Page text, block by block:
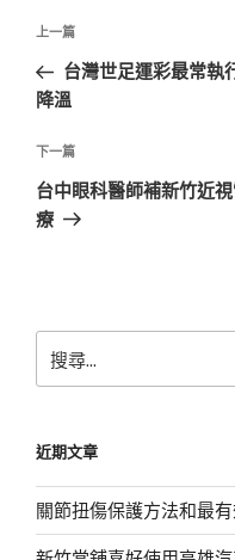
文
導
覽
上
一
篇
章
上一篇
台灣世足運彩最常執
降溫
下
一
篇
下一篇
台中眼科醫師補新竹近
療
尋
字:
近期文章
關節扭傷保護方法和最